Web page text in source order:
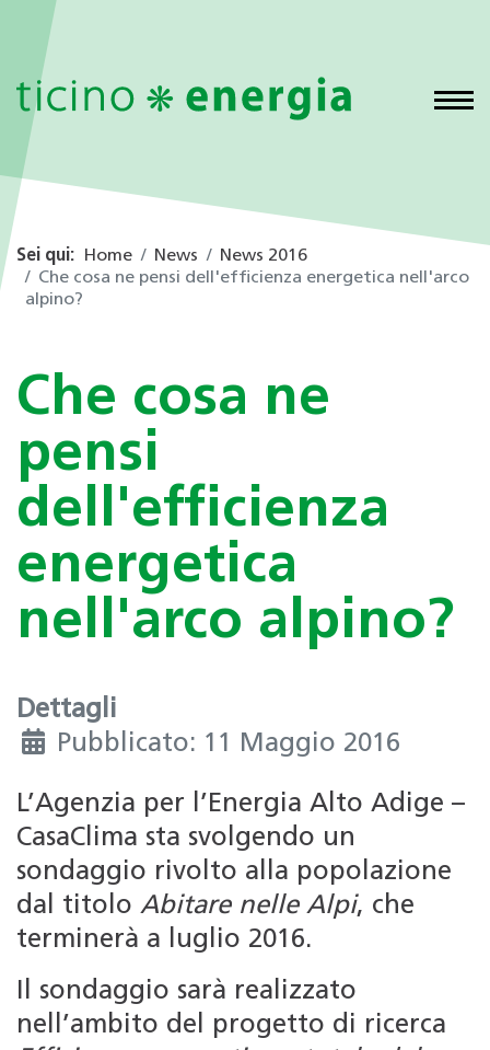
Sei qui: Home News
News 2016
Che cosa ne pensi dell'efficienza energetica nell'arco
alpino?
Che cosa ne
pensi
dell'efficienza
energetica
nell'arco alpino?
Dettagli
Pubblicato: 11 Maggio 2016
L’Agenzia per l’Energia Alto Adige –
CasaClima sta svolgendo un
sondaggio rivolto alla popolazione
dal titolo Abitare nelle Alpi, che
terminerà a luglio 2016.
Il sondaggio sarà realizzato
nell’ambito del progetto di ricerca